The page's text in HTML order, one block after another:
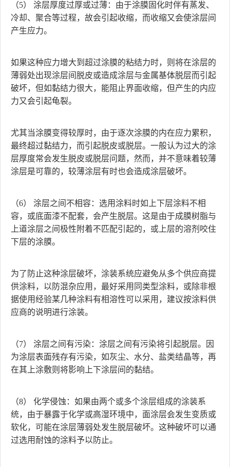
（5） 涂层厚度过厚或过薄：由于涂膜固化时伴有蒸发、
冷却、聚合等过程，故会引起收缩，而收缩又会使涂层间
产生应力。
如果这种应力增大到超过涂膜的粘结力时，则将在涂层的
薄弱处出现涂层间脱皮或造成涂层与金属基体脱层而引起
破坏，但如黏结力很大，能阻止界面收缩，但产生的内应
力又会引起龟裂。
尤其当涂膜变得较厚时，由于逐次涂膜的内在应力累积，
最终超过黏结力，而引起脱皮或脱层。一般认为过大的涂
层厚度常会发生脱皮或脱层问题，然而，并不意味着较薄
涂层是可靠的，较薄涂层有时也会造成涂层破坏。
（6） 涂层之间不相容：选用涂料时如上下层涂料不相
容，或底面漆不配套，会产生脱层。这是由于成膜树脂与
上道涂层之间极性附着不匹配引起的，或上层的溶剂咬住
下层的涂膜。
为了防止这种涂层破坏，涂装系统应避免从多个供应商提
供涂料，以防混杂应用，最好采用同类型涂料，或除非根
据使用经验某几种涂料有相溶性可以采用，建议按涂料供
应商的说明进行涂装。
（7） 涂层之间有污染：涂层之间有污染将引起脱层。因
为涂层表面残存有污染，如灰尘、水分、盐类结晶等，再
在其上涂敷则将影响上下涂层间的黏结。
（8） 化学侵蚀：如果由两个或多个涂层组成的涂装系
统，由于暴露于化学或高湿环境中，面涂层会发生变质或
软化，可能在涂层薄弱处发生脱层破坏。这种破坏可以通
过选用耐蚀的涂料予以防止。